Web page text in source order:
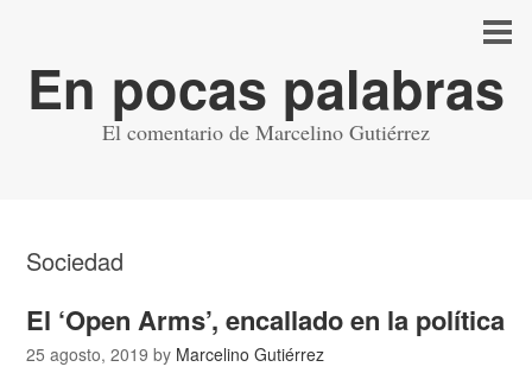
En pocas palabras
El comentario de Marcelino Gutiérrez
Sociedad
El ‘Open Arms’, encallado en la política
25 agosto, 2019 by Marcelino Gutiérrez